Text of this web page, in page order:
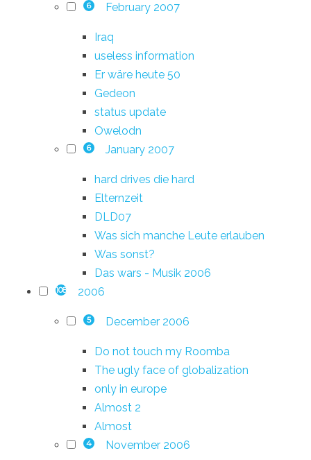
6 February 2007
Iraq
useless information
Er wäre heute 50
Gedeon
status update
Owelodn
6 January 2007
hard drives die hard
Elternzeit
DLD07
Was sich manche Leute erlauben
Was sonst?
Das wars - Musik 2006
108 2006
5 December 2006
Do not touch my Roomba
The ugly face of globalization
only in europe
Almost 2
Almost
4 November 2006